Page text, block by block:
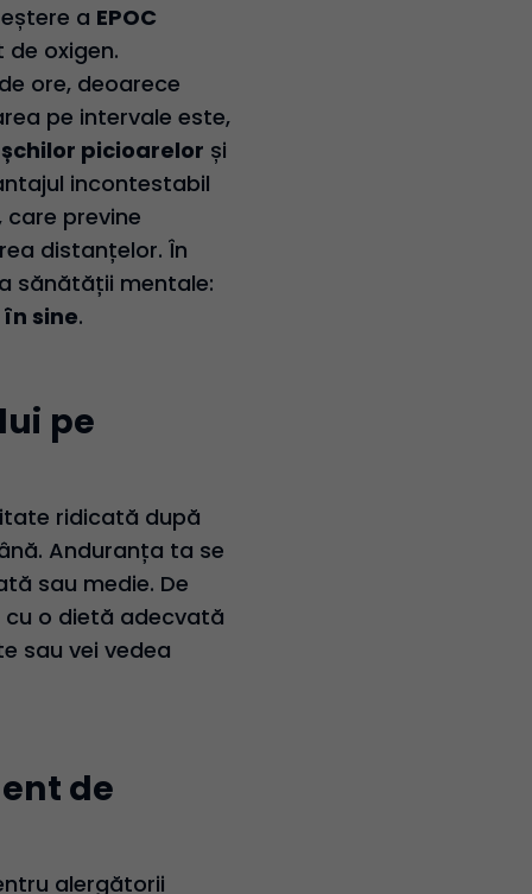
a EPOC
oxigen.
ore, deoarece
pe intervale este,
picioarelor și
incontestabil
previne
distanțelor. În
sănătății mentale:
sine.
pe
ridicată după
Anduranța ta se
sau medie. De
o dietă adecvată
sau vei vedea
de
alergătorii